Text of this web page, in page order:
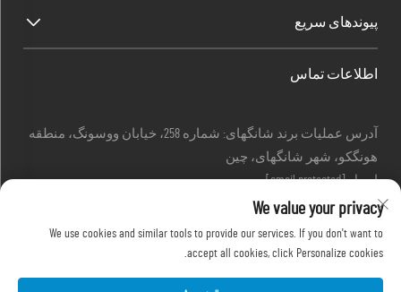
پیوندهای سریع
اطلاعات تماس
آدرس عملیات برند شانگهای: شماره 258، خیابان ووسونگ، منطقه
هونگکو، شهر شانگهای، چین
ایمیل:[email protected]
تماس:+86-13280087620
تماس:+86-13280035385
تماس:+86-13280039195
We value your privacy
We use cookies and similar tools to provide our services. If you don't want to
accept all cookies, click Personalize cookies.